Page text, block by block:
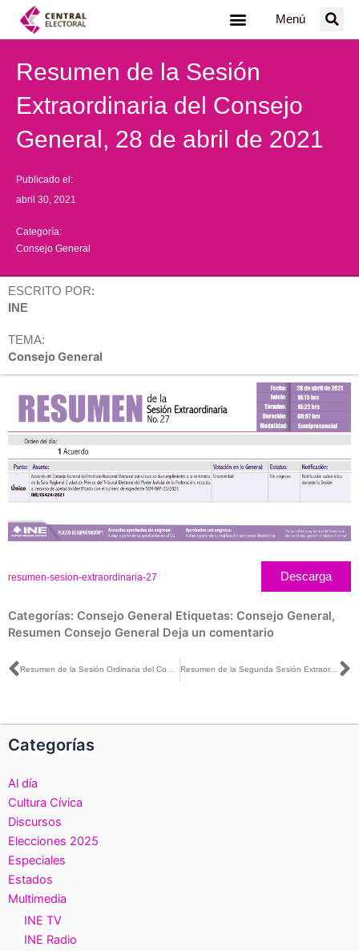
Menú
Resumen de la Sesión
Extraordinaria del Consejo
General, 28 de abril de 2021
Publicado el:
abril 30, 2021
Categoría:
Consejo General
ESCRITO POR:
INE
TEMA:
Consejo General
resumen-sesion-extraordinaria-27 Descarga
Categorías: Consejo General Etiquetas: Consejo General,
Resumen Consejo General Deja un comentario
Ant Resumen de la Sesión Ordinaria del Consejo General, 28 de abril de 2021 Resumen de la Segunda Sesión Extraordinaria del Consejo General, 28 de abril de 2021
Categorías
Al día
Cultura Cívica
Discursos
Elecciones 2025
Especiales
Estados
Multimedia
INE TV
INE Radio